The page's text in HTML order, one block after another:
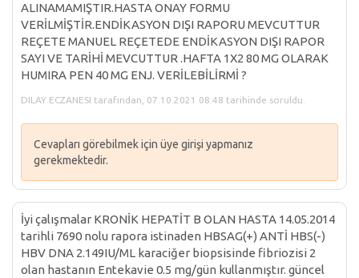
ALINAMAMIŞTIR.HASTA ONAY FORMU
VERİLMİŞTİR.ENDİKASYON DIŞI RAPORU MEVCUTTUR
REÇETE MANUEL REÇETEDE ENDİKASYON DIŞI RAPOR
SAYI VE TARİHİ MEVCUTTUR .HAFTA 1X2 80 MG OLARAK
HUMIRA PEN 40 MG ENJ. VERİLEBİLİRMİ ?
DILAY ECZANESI tarafından, 07.10.2021 08:48 tarihinde soruldu.
Cevapları görebilmek için üye girişi yapmanız
gerekmektedir.
İyi çalışmalar KRONİK HEPATİT B OLAN HASTA 14.05.2014
tarihli 7690 nolu rapora istinaden HBSAG(+) ANTİ HBS(-)
HBV DNA 2.149IU/ML karaciğer biopsisinde fibriozisi 2
olan hastanın Entekavie 0.5 mg/gün kullanmıştır. güncel